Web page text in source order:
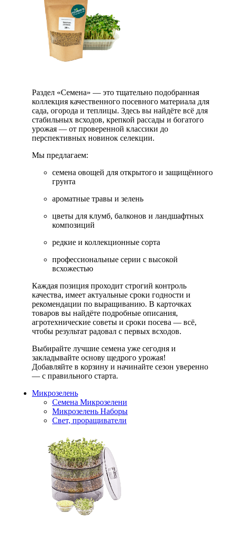
Раздел «Семена» — это тщательно подобранная
коллекция качественного посевного материала для
сада, огорода и теплицы. Здесь вы найдёте всё для
стабильных всходов, крепкой рассады и богатого
урожая — от проверенной классики до
перспективных новинок селекции.
Мы предлагаем:
семена овощей для открытого и защищённого
грунта
ароматные травы и зелень
цветы для клумб, балконов и ландшафтных
композиций
редкие и коллекционные сорта
профессиональные серии с высокой
всхожестью
Каждая позиция проходит строгий контроль
качества, имеет актуальные сроки годности и
рекомендации по выращиванию. В карточках
товаров вы найдёте подробные описания,
агротехнические советы и сроки посева — всё,
чтобы результат радовал с первых всходов.
Выбирайте лучшие семена уже сегодня и
закладывайте основу щедрого урожая!
Добавляйте в корзину и начинайте сезон уверенно
— с правильного старта.
Микрозелень
Семена Микрозелени
Микрозелень Наборы
Свет, проращиватели